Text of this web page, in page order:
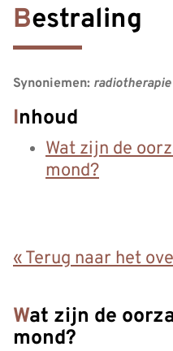
Bestraling
Synoniemen: radiotherapie
Inhoud
Wat zijn de
mond?
« Terug naar het
Wat zijn de oorzaken van een droge
mond?